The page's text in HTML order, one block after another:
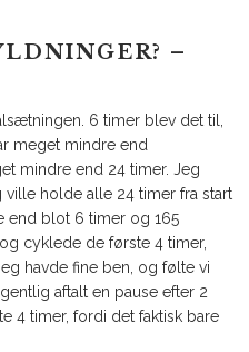
–
6 timer blev det til,
meget mindre end
mindre end 24 timer. Jeg
holde alle 24 timer fra start
end blot 6 timer og 165
cyklede de første 4 timer,
havde fine ben, og følte vi
aftalt en pause efter 2
4 timer, fordi det faktisk bare